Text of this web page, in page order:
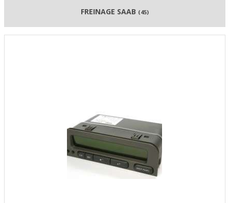
FREINAGE SAAB (45)